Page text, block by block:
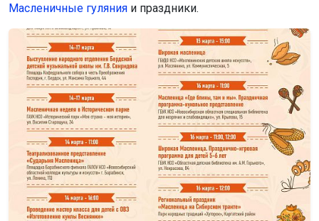
Масленичные гуляния и праздники.